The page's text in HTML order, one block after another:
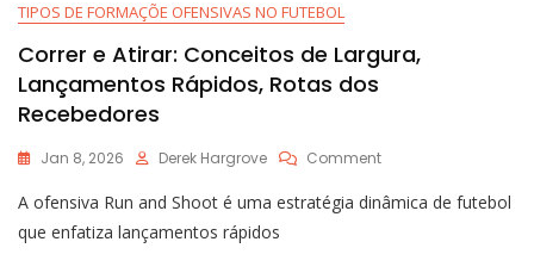
TIPOS DE FORMAÇÕE OFENSIVAS NO FUTEBOL
Correr e Atirar: Conceitos de Largura,
Lançamentos Rápidos, Rotas dos
Recebedores
Jan 8, 2026 Derek Hargrove CommentOn
E
A ofensiva Run and Shoot é uma estratégia dinâmica de futebol
que enfatiza lançamentos rápidos